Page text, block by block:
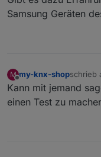
Samsung Geräten
M my-knx-shopschrieb
zuletzt
Kann mit jemand
einen Test zu